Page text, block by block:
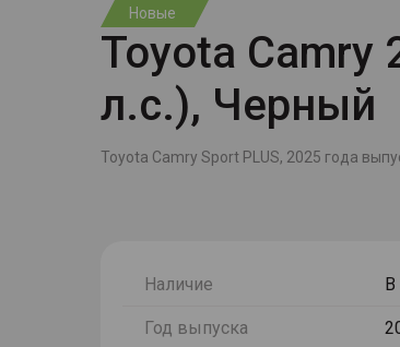
Новые
Toyota Camry
л.с.), Черный
Toyota Camry Sport PLUS, 2025 года
Наличие В
Год выпуска